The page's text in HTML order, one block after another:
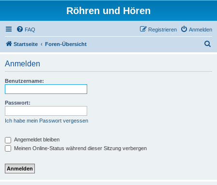
Röhren und Hören
FAQ Anmelden
Registrieren
Startseite Foren-Übersicht
Anmelden
Benutzername:
Passwort:
Ich habe mein Passwort vergessen
Angemeldet bleiben
Meinen Online-Status während dieser Sitzung verbergen